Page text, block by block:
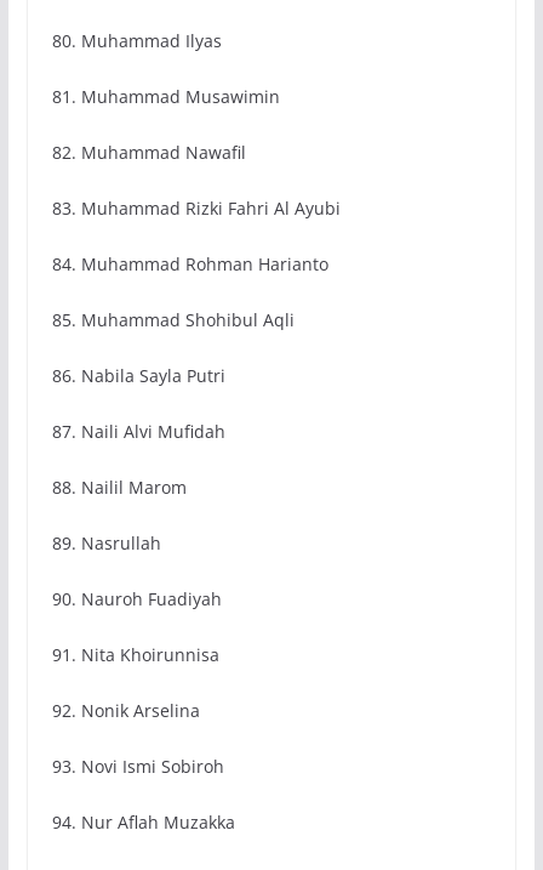
80. Muhammad Ilyas
81. Muhammad Musawimin
82. Muhammad Nawafil
83. Muhammad Rizki Fahri Al Ayubi
84. Muhammad Rohman Harianto
85. Muhammad Shohibul Aqli
86. Nabila Sayla Putri
87. Naili Alvi Mufidah
88. Nailil Marom
89. Nasrullah
90. Nauroh Fuadiyah
91. Nita Khoirunnisa
92. Nonik Arselina
93. Novi Ismi Sobiroh
94. Nur Aflah Muzakka